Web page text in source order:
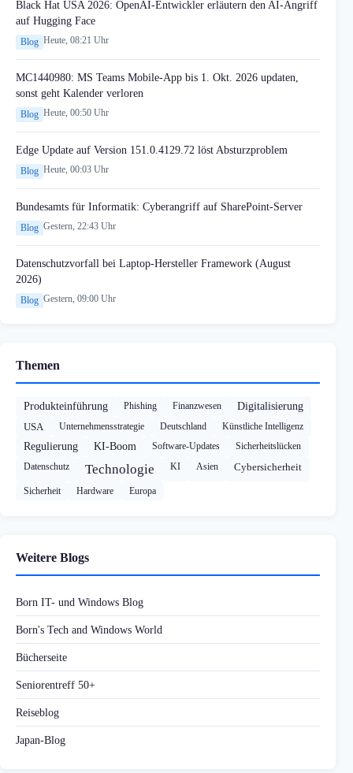
Black Hat USA 2026: OpenAI-Entwickler erläutern den AI-Angriff
auf Hugging Face
Blog Heute, 08:21 Uhr
MC1440980: MS Teams Mobile-App bis 1. Okt. 2026 updaten,
sonst geht Kalender verloren
Blog Heute, 00:50 Uhr
Edge Update auf Version 151.0.4129.72 löst Absturzproblem
Blog Heute, 00:03 Uhr
Bundesamts für Informatik: Cyberangriff auf SharePoint-Server
Blog Gestern, 22:43 Uhr
Datenschutzvorfall bei Laptop-Hersteller Framework (August
2026)
Blog Gestern, 09:00 Uhr
Themen
Produkteinführung Phishing Finanzwesen
Digitalisierung
USA
Unternehmensstrategie Deutschland Künstliche Intelligenz
Regulierung KI-Boom Software-Updates
Sicherheitslücken
Datenschutz
Technologie KI Asien Cybersicherheit
Sicherheit Hardware Europa
Weitere Blogs
Born IT- und Windows Blog
Born's Tech and Windows World
Bücherseite
Seniorentreff 50+
Reiseblog
Japan-Blog